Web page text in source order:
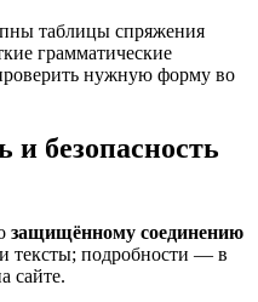
таблицы спряжения
грамматические
нужную форму во
безопасность
защищённому соединению
тексты; подробности — в
сайте.